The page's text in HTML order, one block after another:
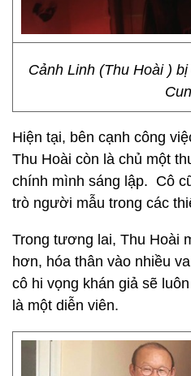
Cảnh Linh (Thu Hoài )
Hiện tại, bên cạnh công
Thu Hoài còn là chủ một
chính mình sáng lập. Cô
trò người mẫu trong các
Trong tương lai, Thu Hoài
hơn, hóa thân vào nhiều
cô hi vọng khán giả sẽ
là một diễn viên.